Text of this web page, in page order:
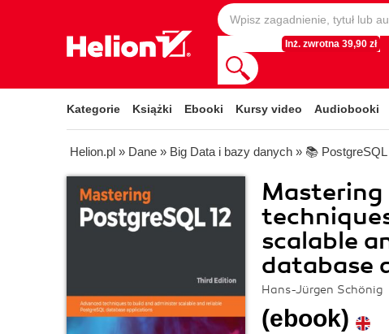
Inż. zwrotna 39,90 zł
Kategorie Książki Ebooki Kursy video Audiobooki
Helion.pl » Dane » Big Data i bazy danych » 📚 PostgreSQL
Mastering
scalable
database
Hans-Jürgen Schönig
(ebook)